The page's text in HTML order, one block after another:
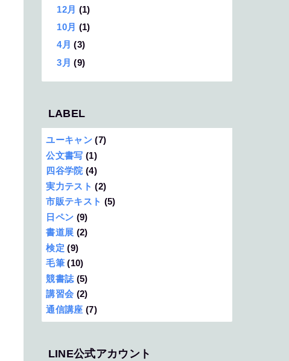
12月 (1)
10月 (1)
4月(3)
3月(9)
LABEL
ユーキャン (7)
公文書写 (1)
四谷学院 (4)
実力テスト (2)
市販テキスト (5)
日ペン (9)
書道展 (2)
検定 (9)
毛筆 (10)
競書誌 (5)
講習会 (2)
通信講座 (7)
LINE公式アカウント